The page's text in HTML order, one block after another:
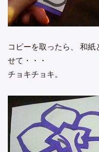
コピーを取ったら、 和
せて・・・
チョキチョキ。